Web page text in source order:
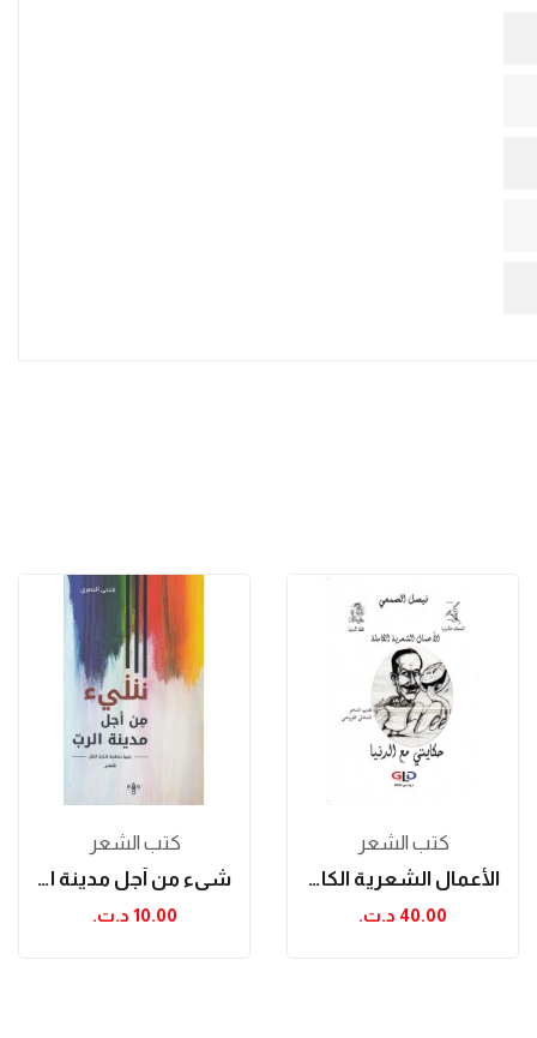
كتب الشعر
شيء من أجل مدينة الرب
10.00 د.ت.‏
كتب الشعر
الأعمال الشعرية الكاملة
40.00 د.ت.‏